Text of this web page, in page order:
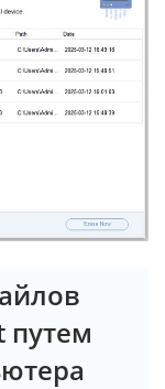
путем